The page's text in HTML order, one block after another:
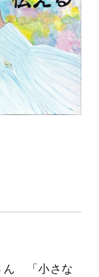
ん 「小さな